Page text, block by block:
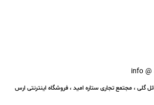
info
گلی ، مجتمع تجاری ستاره امید ، فروشگاه اینترنتی ارس